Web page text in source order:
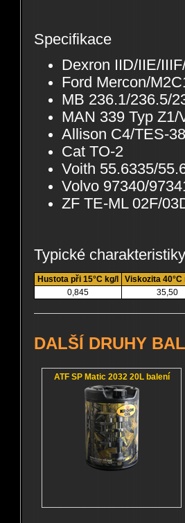
Specifikace
Dexron IID/IIE/
Ford Mercon/
MB 236.1/236.5/
MAN 339 Typ Z1/
Allison C4/TES-
Cat TO-2
Voith 55.6335/
Volvo 97340/
ZF TE-ML 02F/
Typické charakteristiky
Hustota při 15°C kg/l
Viskozita 40°C
0,845
35,50
DALŠÍ DRUHY
ATF SP Matic 2032 20L balení